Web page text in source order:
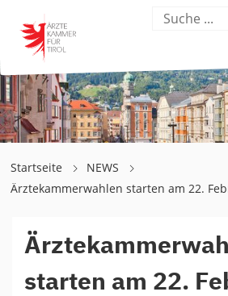
Startseite
NEWS
Ärztekammerwahlen starten am 22.
starten am 22.